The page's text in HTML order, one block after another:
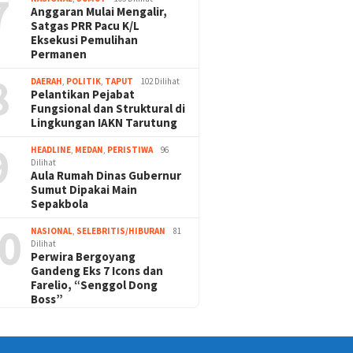
Anggaran Mulai Mengalir,
Satgas PRR Pacu K/L
Eksekusi Pemulihan
Permanen
DAERAH, POLITIK, TAPUT 102 Dilihat
Pelantikan Pejabat
Fungsional dan Struktural di
Lingkungan IAKN Tarutung
HEADLINE, MEDAN, PERISTIWA
96
Dilihat
Aula Rumah Dinas Gubernur
Sumut Dipakai Main
Sepakbola
NASIONAL, SELEBRITIS/HIBURAN
81
Dilihat
Perwira Bergoyang
Gandeng Eks 7 Icons dan
Farelio, “Senggol Dong
Boss”